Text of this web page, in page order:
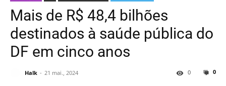
Mais de R$ 48,4 bilhões
destinados à saúde pública do
DF em cinco anos
Halk 21 mai., 2024 0
0